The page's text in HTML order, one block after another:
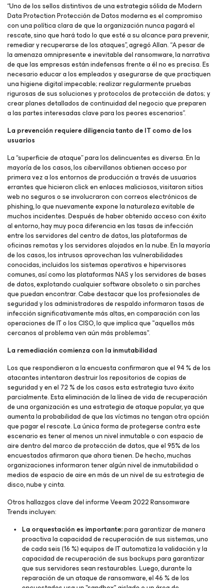
“Uno de los sellos distintivos de una estrategia sólida de Modern
Data Protection Protección de Datos moderna es el compromiso
con una política clara de que la organización nunca pagará el
rescate, sino que hará todo lo que esté a su alcance para prevenir,
remediar y recuperarse de los ataques”, agregó Allan. “A pesar de
la amenaza omnipresente e inevitable del ransomware, la narrativa
de que las empresas están indefensas frente a él no es precisa. Es
necesario educar a los empleados y asegurarse de que practiquen
una higiene digital impecable; realizar regularmente pruebas
rigurosas de sus soluciones y protocolos de protección de datos; y
crear planes detallados de continuidad del negocio que preparen
a las partes interesadas clave para los peores escenarios”.
La prevención requiere diligencia tanto de IT como de los
usuarios
La “superficie de ataque” para los delincuentes es diversa. En la
mayoría de los casos, los cibervillanos obtienen acceso por
primera vez a los entornos de producción a través de usuarios
errantes que hicieron click en enlaces maliciosos, visitaron sitios
web no seguros o se involucraron con correos electrónicos de
phishing, lo que nuevamente expone la naturaleza evitable de
muchos incidentes. Después de haber obtenido acceso con éxito
al entorno, hay muy poca diferencia en las tasas de infección
entre los servidores del centro de datos, las plataformas de
oficinas remotas y los servidores alojados en la nube. En la mayoría
de los casos, los intrusos aprovechan las vulnerabilidades
conocidas, incluidos los sistemas operativos e hipervisores
comunes, así como las plataformas NAS y los servidores de bases
de datos, explotando cualquier software obsoleto o sin parches
que puedan encontrar. Cabe destacar que los profesionales de
seguridad y los administradores de respaldo informaron tasas de
infección significativamente más altas, en comparación con las
operaciones de IT o los CISO, lo que implica que"aquellos más
cercanos al problema ven aún más problemas".
La remediación comienza con la inmutabilidad
Los que respondieron a la encuesta confirmaron que el 94 % de los
atacantes intentaron destruir los repositorios de copias de
seguridad y en el 72 % de los casos esta estrategia tuvo éxito
parcialmente. Esta eliminación de la línea de vida de recuperación
de una organización es una estrategia de ataque popular, ya que
aumenta la probabilidad de que las víctimas no tengan otra opción
que pagar el rescate. La única forma de protegerse contra este
escenario es tener al menos un nivel inmutable o con espacio de
aire dentro del marco de protección de datos, que el 95% de los
encuestados afirmaron que ahora tienen. De hecho, muchas
organizaciones informaron tener algún nivel de inmutabilidad o
medios de espacio de aire en más de un nivel de su estrategia de
disco, nube y cinta.
Otros hallazgos clave del informe Veeam 2022 Ransomware
Trends incluyen:
La orquestación es importante:para garantizar de manera
proactiva la capacidad de recuperación de sus sistemas, uno
de cada seis (16 %) equipos de IT automatiza la validación y la
capacidad de recuperación de sus backups para garantizar
que sus servidores sean restaurables. Luego, durante la
reparación de un ataque de ransomware, el 46 % de los